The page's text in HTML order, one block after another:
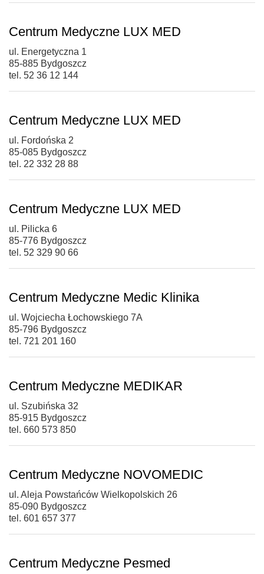
Centrum Medyczne LUX MED
ul. Energetyczna 1
85-885 Bydgoszcz
tel. 52 36 12 144
Centrum Medyczne LUX MED
ul. Fordońska 2
85-085 Bydgoszcz
tel. 22 332 28 88
Centrum Medyczne LUX MED
ul. Pilicka 6
85-776 Bydgoszcz
tel. 52 329 90 66
Centrum Medyczne Medic Klinika
ul. Wojciecha Łochowskiego 7A
85-796 Bydgoszcz
tel. 721 201 160
Centrum Medyczne MEDIKAR
ul. Szubińska 32
85-915 Bydgoszcz
tel. 660 573 850
Centrum Medyczne NOVOMEDIC
ul. Aleja Powstańców Wielkopolskich 26
85-090 Bydgoszcz
tel. 601 657 377
Centrum Medyczne Pesmed